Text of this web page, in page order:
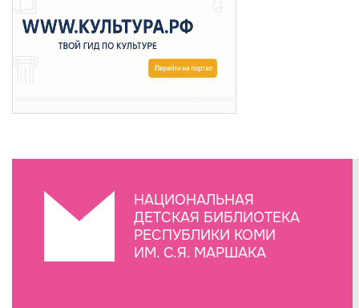
НАЦИОНАЛЬНАЯ
ДЕТСКАЯ БИБЛИОТЕКА
РЕСПУБЛИКИ КОМИ
ИМ. С.Я. МАРШАКА